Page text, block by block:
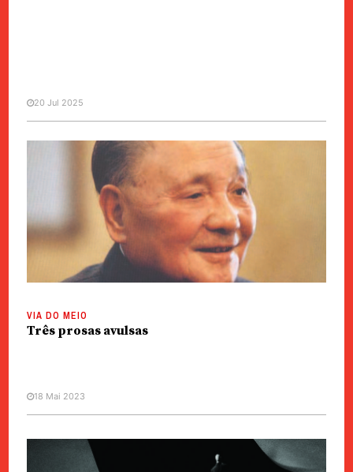
VOZES
O novo panorama da economia
política internacional e do
desenvolvimento económico do
Sul Global
20 Jul 2025
VIA DO MEIO
Três prosas avulsas
18 Mai 2023